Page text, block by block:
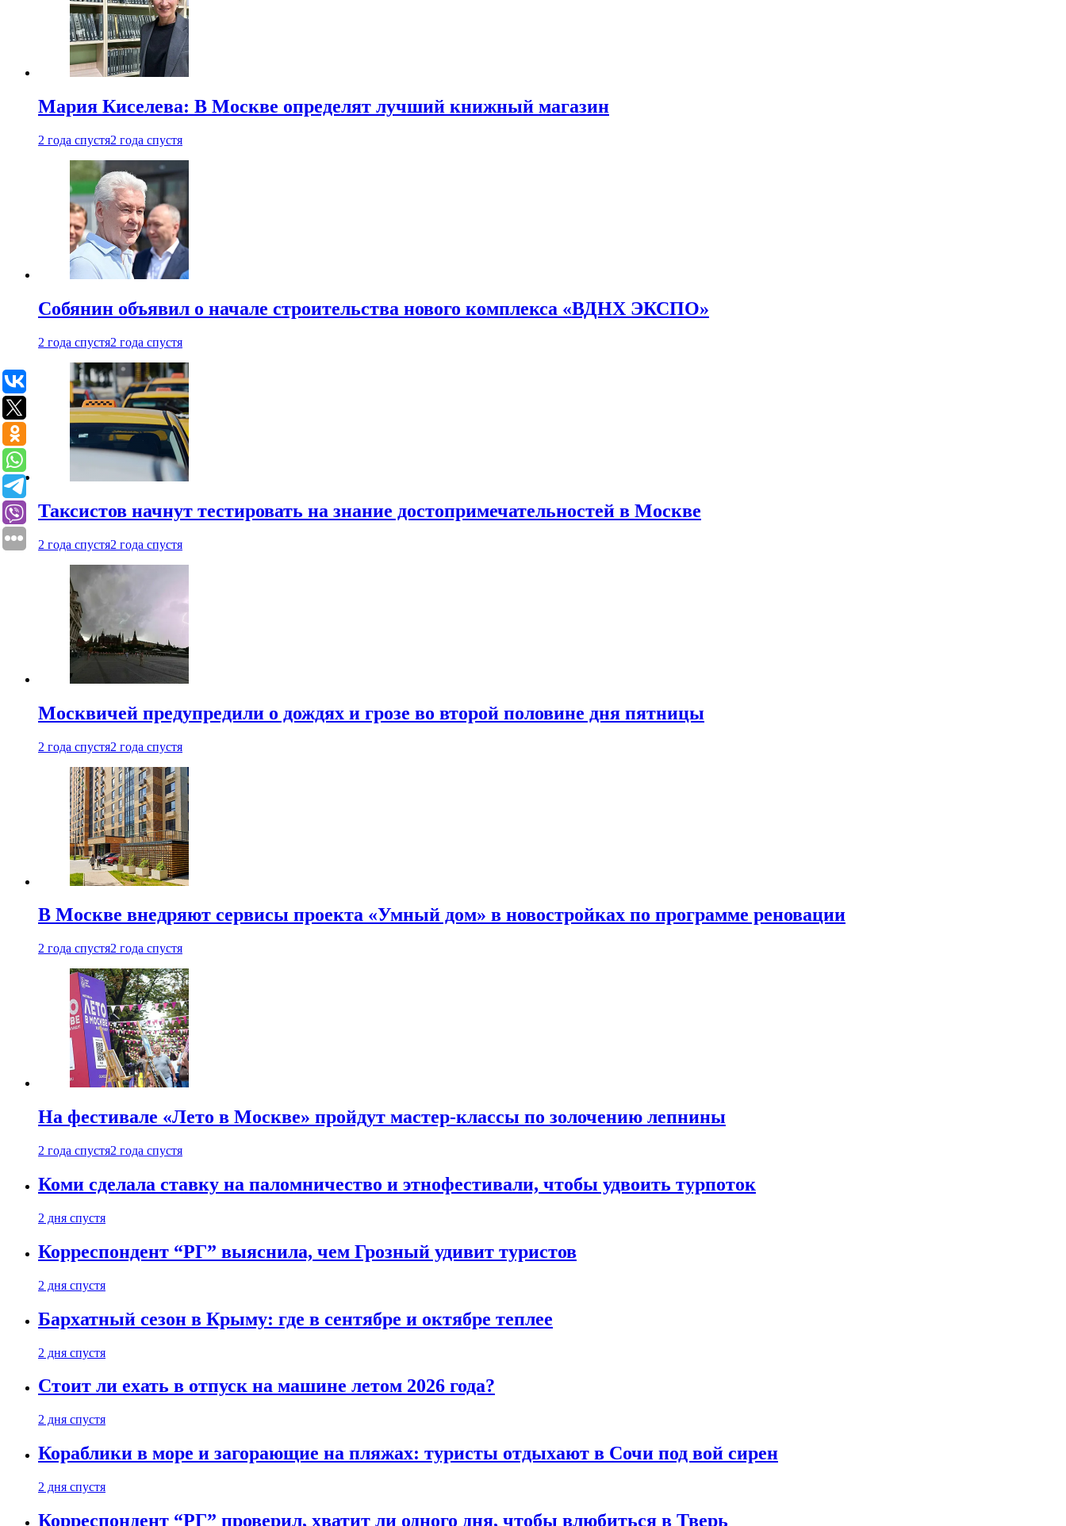
Мария Киселева: В Москве определят лучший книжный магазин
2 года спустя2 года спустя
Собянин объявил о начале строительства нового комплекса «ВДНХ ЭКСПО»
2 года спустя2 года спустя
Таксистов начнут тестировать на знание достопримечательностей в Москве
2 года спустя2 года спустя
Москвичей предупредили о дождях и грозе во второй половине дня пятницы
2 года спустя2 года спустя
В Москве внедряют сервисы проекта «Умный дом» в новостройках по программе реновации
2 года спустя2 года спустя
На фестивале «Лето в Москве» пройдут мастер-классы по золочению лепнины
2 года спустя2 года спустя
Коми сделала ставку на паломничество и этнофестивали, чтобы удвоить турпоток
2 дня спустя
Корреспондент “РГ” выяснила, чем Грозный удивит туристов
2 дня спустя
Бархатный сезон в Крыму: где в сентябре и октябре теплее
2 дня спустя
Стоит ли ехать в отпуск на машине летом 2026 года?
2 дня спустя
Кораблики в море и загорающие на пляжах: туристы отдыхают в Сочи под вой сирен
2 дня спустя
Корреспондент “РГ” проверил, хватит ли одного дня, чтобы влюбиться в Тверь